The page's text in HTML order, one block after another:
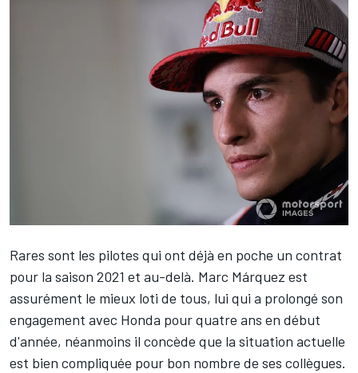
Rares sont les pilotes qui ont déjà en poche un contrat
pour la saison 2021 et au-delà. Marc Márquez est
assurément le mieux loti de tous, lui qui a prolongé son
engagement avec Honda pour quatre ans en début
d'année, néanmoins il concède que la situation actuelle
est bien compliquée pour bon nombre de ses collègues.